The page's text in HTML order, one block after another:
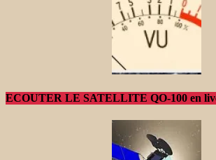
ECOUTER LE SATELLITE QO-100 en